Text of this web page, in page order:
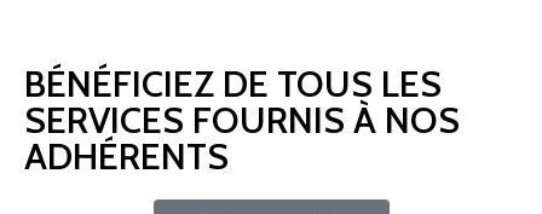
BÉNÉFICIEZ DE TOUS LES
SERVICES FOURNIS À NOS
ADHÉRENTS